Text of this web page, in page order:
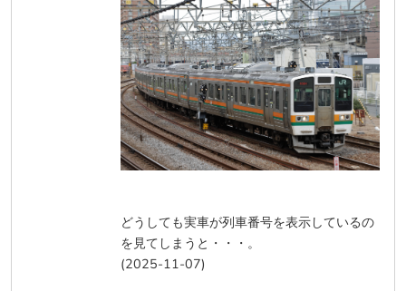
どうしても実車が列車番号を表示しているの
を見てしまうと・・・。
(2025-11-07)